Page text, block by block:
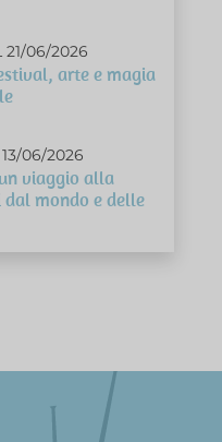
06/2026
arte e magia
06/2026
viaggio alla
dal mondo e delle